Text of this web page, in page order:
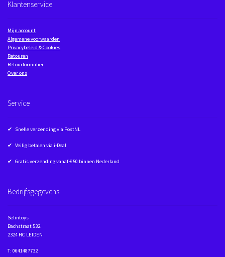
Klantenservice
Mijn account
Algemene voorwaarden
Privacybeleid & Cookies
Retouren
Retourformulier
Over ons
Service
✔ Snelle verzending via PostNL
✔ Veilig betalen via i-Deal
✔ Gratis verzending vanaf € 50 binnen Nederland
Bedrijfsgegevens
Selintoys
Bachstraat 532
2324 HC LEIDEN
T: 0641487732